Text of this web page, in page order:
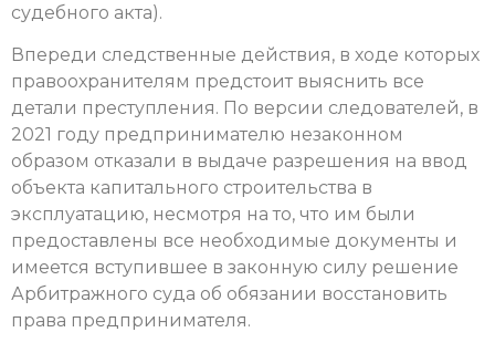
судебного акта).
Впереди следственные действия, в ходе которых
правоохранителям предстоит выяснить все
детали преступления. По версии следователей, в
2021 году предпринимателю незаконном
образом отказали в выдаче разрешения на ввод
объекта капитального строительства в
эксплуатацию, несмотря на то, что им были
предоставлены все необходимые документы и
имеется вступившее в законную силу решение
Арбитражного суда об обязании восстановить
права предпринимателя.